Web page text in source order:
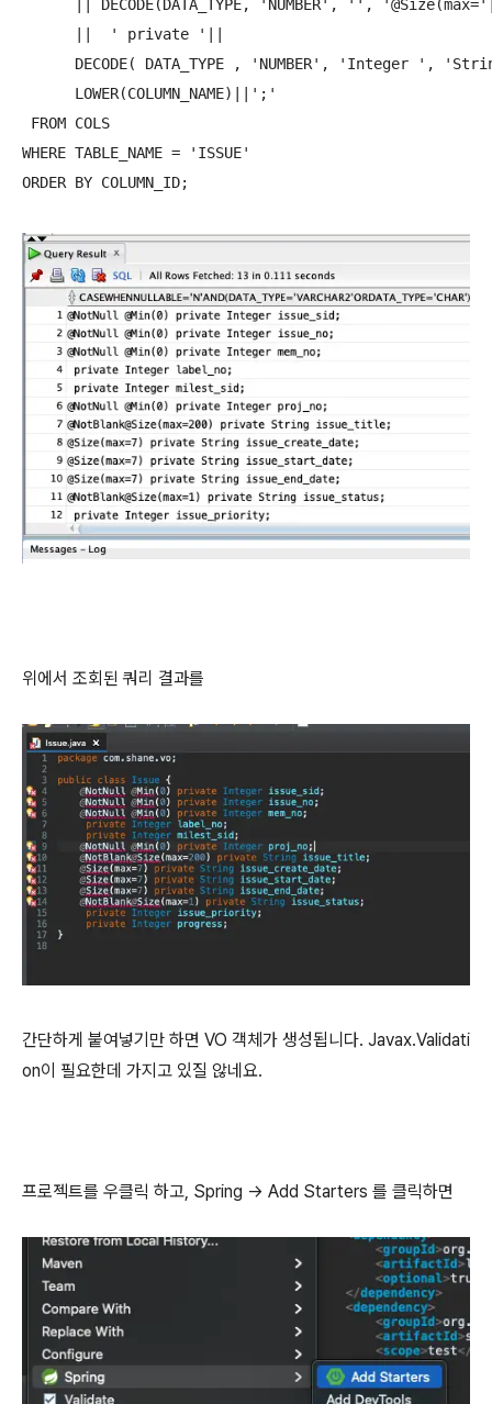
|| DECODE(DATA_TYPE, 'NUMBER', '',
      ||  ' private '||
DECODE( DATA_TYPE , 'NUMBER', 'Integer ',
      LOWER(COLUMN_NAME)||';'
FROM COLS
WHERE TABLE_NAME = 'ISSUE'
ORDER BY COLUMN_ID;
위에서 조회된 쿼리 결과를
간단하게 붙여넣기만 하면 VO 객체가 생성됩니다. Javax.Validati
on이 필요한데 가지고 있질 않네요.
프로젝트를 우클릭 하고, Spring -> Add Starters 를 클릭하면